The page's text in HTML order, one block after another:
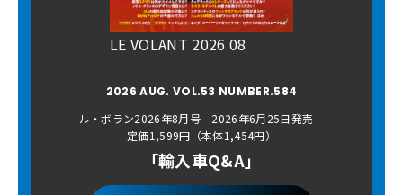
LE VOLANT 2026 08
2026 AUG. VOL.53 NUMBER.584
ル・ボラン2026年8月号 2026年6月25日発売
定価1,599円（本体1,454円）
「輸入車Q&A」